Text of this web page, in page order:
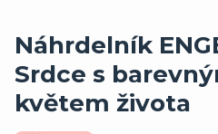
Náhrdelník
Srdce s
květem života